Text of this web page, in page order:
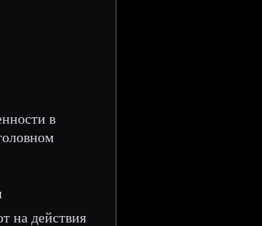
в
на действия